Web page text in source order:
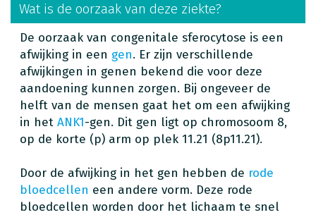
Wat is de oorzaak van deze ziekte?
De oorzaak van congenitale sferocytose is een
afwijking in een gen. Er zijn verschillende
afwijkingen in genen bekend die voor deze
aandoening kunnen zorgen. Bij ongeveer de
helft van de mensen gaat het om een afwijking
in het ANK1-gen. Dit gen ligt op chromosoom 8,
op de korte (p) arm op plek 11.21 (8p11.21).
Door de afwijking in het gen hebben de rode
bloedcellen een andere vorm. Deze rode
bloedcellen worden door het lichaam te snel